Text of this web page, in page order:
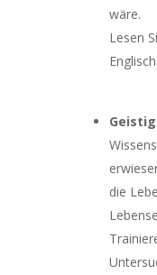
wäre.
Lesen
Englisch.
die